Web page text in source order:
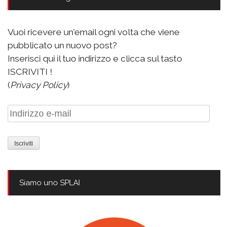
Vuoi ricevere un'email ogni volta che viene
pubblicato un nuovo post?
Inserisci qui il tuo indirizzo e clicca sul tasto
ISCRIVITI !
(Privacy Policy)
Indirizzo
e-
mail
Siamo uno SPLAI